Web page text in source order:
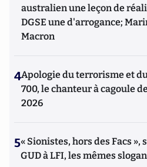
australien une leçon de
DGSE une d'arrogance;
Macron
4Apologie du terrorisme et
700, le chanteur à cagoule
2026
5« Sionistes, hors des Facs »,
GUD à LFI, les mêmes